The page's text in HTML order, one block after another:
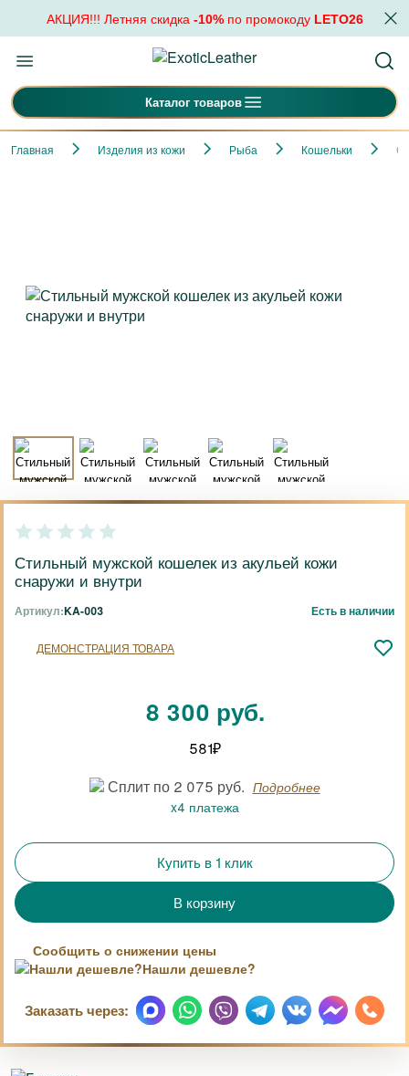
АКЦИЯ!!! Летняя скидка -10%по промокоду LETO26
Каталог товаров
Главная Изделия из кожи Рыба Кошельки
Стильный мужской кошелек из акульей кожи
снаружи и внутри
Артикул:KA-003 Есть в наличии
ДЕМОНСТРАЦИЯ ТОВАРА
8 300 руб.
581₽
Сплит по 2 075 руб. Подробнее
x4 платежа
Купить в 1 клик
Сообщить о снижении цены
Нашли дешевле?
Заказать через: